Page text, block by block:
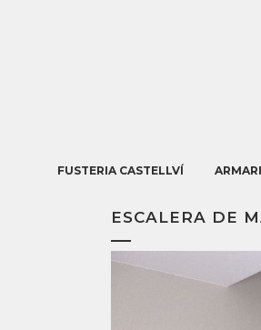
FUSTERIA CASTELLVÍ
ESCALERA DE